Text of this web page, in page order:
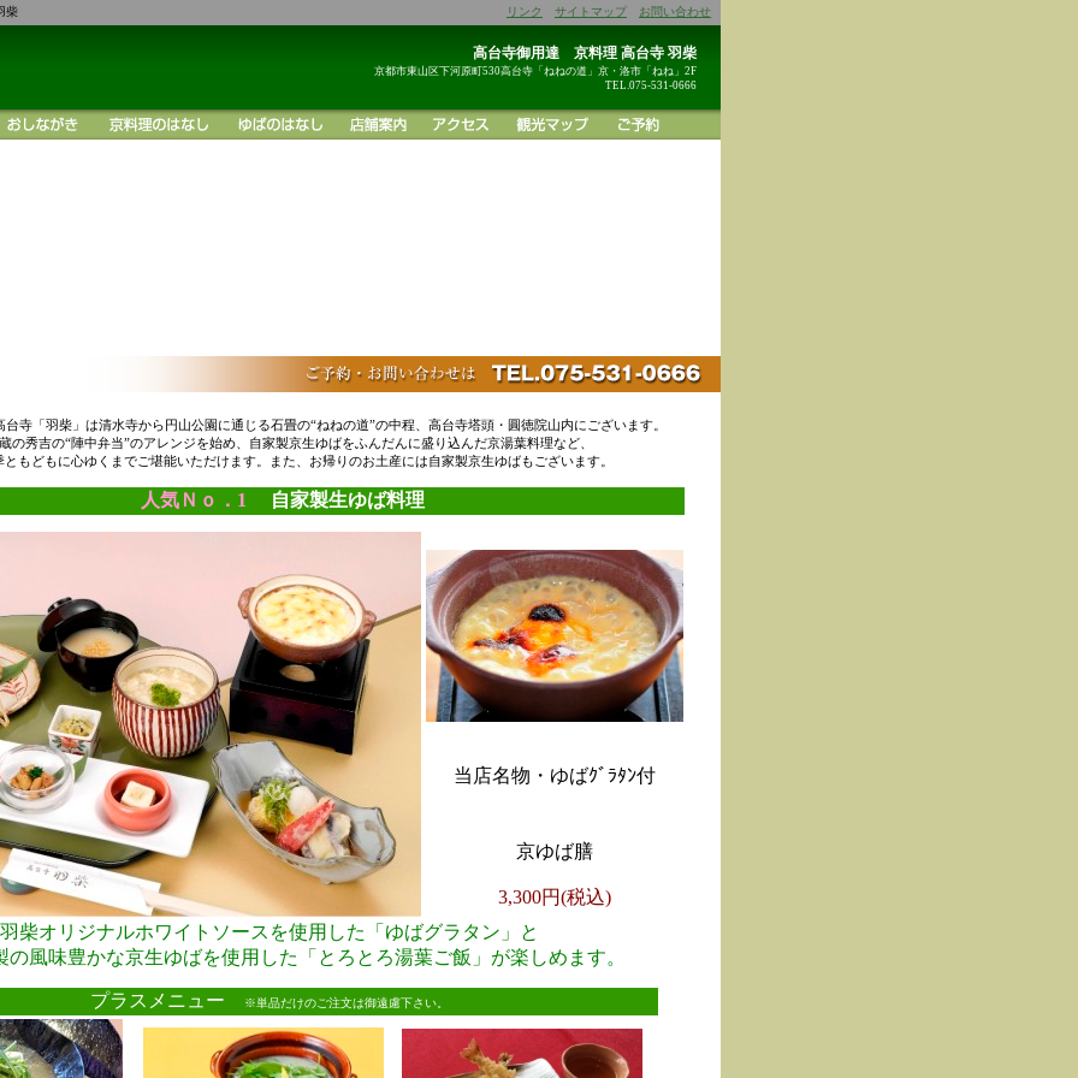
柴 リンク サイトマップ お問い合わせ
高台寺御用達 京料理 高台寺 羽柴
京都市東山区下河原町530高台寺「ねねの道」京・洛市「ねね」2F
TEL.075-531-0666
寺「羽柴」は清水寺から円山公園に通じる石畳の“ねねの道”の中程、高台寺塔頭・圓徳院山内にございます。
の秀吉の“陣中弁当”のアレンジを始め、自家製京生ゆばをふんだんに盛り込んだ京湯葉料理など、
ともどもに心ゆくまでご堪能いただけます。また、お帰りのお土産には自家製京生ゆばもございます。
人気Ｎｏ．1 自家製生ゆば料理
当店名物・ゆばｸﾞﾗﾀﾝ付
京ゆば膳
3,300円(税込)
羽柴オリジナルホワイトソースを使用した「ゆばグラタン」と
の風味豊かな京生ゆばを使用した「とろとろ湯葉ご飯」が楽しめます。
プラスメニュー ※単品だけのご注文は御遠慮下さい。